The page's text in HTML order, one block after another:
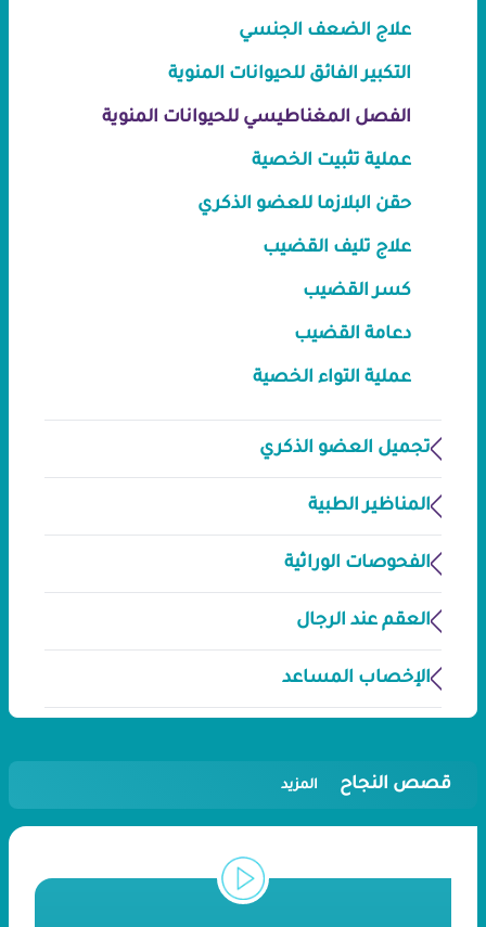
علاج الضعف الجنسي
التكبير الفائق للحيوانات المنوية
الفصل المغناطيسي للحيوانات المنوية
عملية تثبيت الخصية
حقن البلازما للعضو الذكري
علاج تليف القضيب
كسر القضيب
دعامة القضيب
عملية التواء الخصية
تجميل العضو الذكري
المناظير الطبية
الفحوصات الوراثية
العقم عند الرجال
الإخصاب المساعد
قصص النجاح المزيد